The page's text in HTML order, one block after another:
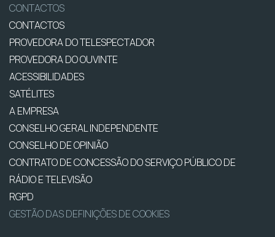
CONTACTOS
CONTACTOS
PROVEDORA DO TELESPECTADOR
PROVEDORA DO OUVINTE
ACESSIBILIDADES
SATÉLITES
A EMPRESA
CONSELHO GERAL INDEPENDENTE
CONSELHO DE OPINIÃO
CONTRATO DE CONCESSÃO DO SERVIÇO PÚBLICO DE
RÁDIO E TELEVISÃO
RGPD
GESTÃO DAS DEFINIÇÕES DE COOKIES